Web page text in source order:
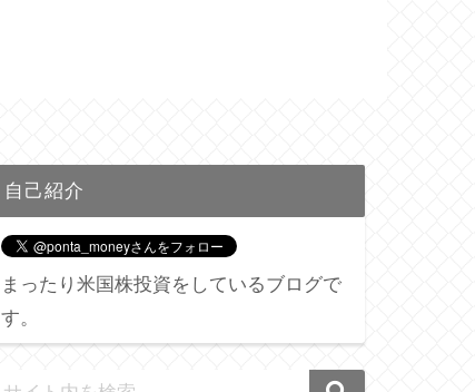
自己紹介
まったり米国株投資をしているブログで
す。